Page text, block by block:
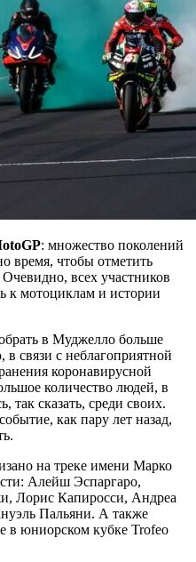
: множество поколений
время, чтобы отметить
Очевидно, всех участников
к мотоциклам и истории
в Муджелло больше
связи с неблагоприятной
коронавирусной
количество людей, в
так сказать, среди своих.
как пару лет назад,
на треке имени Марко
Алейш Эспаргаро,
Лорис Капиросси, Андреа
Пальяни. А также
в юниорском кубке Trofeo